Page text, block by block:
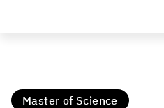
Master of Science